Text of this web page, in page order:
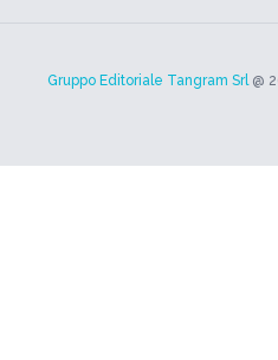
Gruppo Editoriale Tangram Srl @